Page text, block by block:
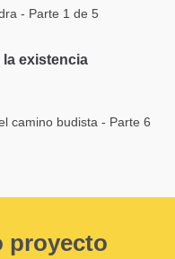
- Parte 1 de 5
la existencia
camino budista - Parte 6
proyecto